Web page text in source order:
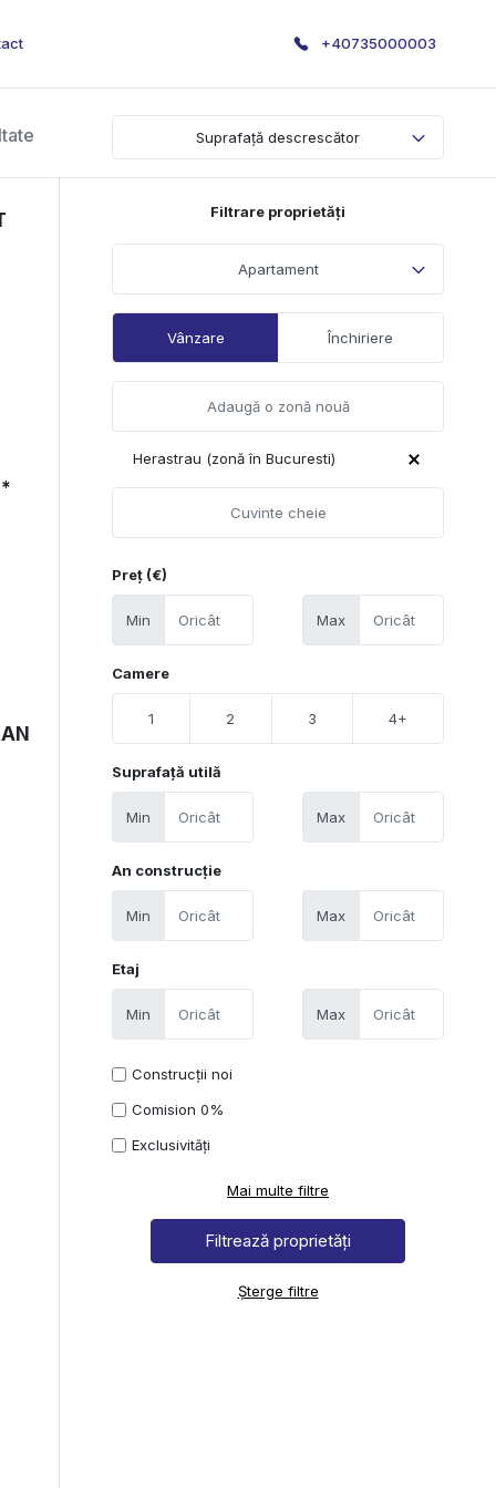
+40735000003
Suprafață descrescător
Filtrare proprietăți
Apartament
Vânzare Închiriere
Herastrau (zonă în Bucuresti)
Preț (€)
Min Max
Camere
1 2 3 4+
Suprafață utilă
Min Max
An construcție
Min Max
Etaj
Min Max
Construcții noi
Comision 0%
Exclusivități
Mai multe filtre
Șterge filtre